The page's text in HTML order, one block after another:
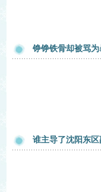
铮铮铁骨却被骂
谁主导了沈阳东